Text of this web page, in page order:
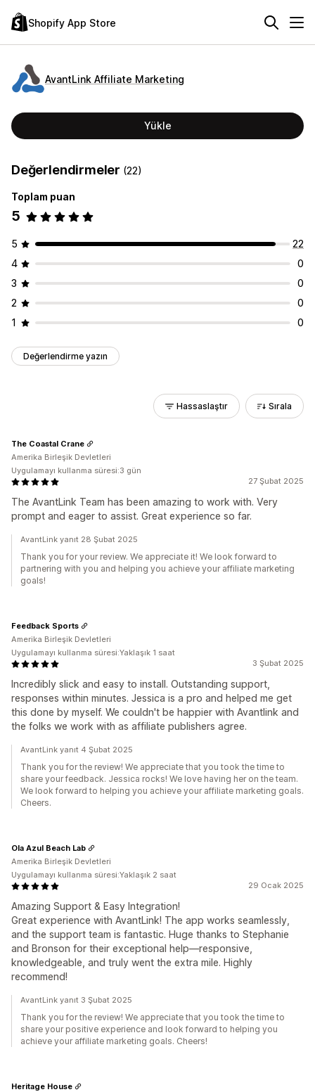
Shopify App Store
AvantLink Affiliate Marketing
Yükle
Değerlendirmeler (22)
Toplam puan
5
5
22
4
0
3
0
2
0
1
0
Değerlendirme yazın
Hassaslaştır Sırala
27 Şubat 2025
The AvantLink Team has been amazing to work with. Very
prompt and eager to assist. Great experience so far.
The Coastal Crane
Amerika Birleşik Devletleri
Uygulamayı kullanma süresi:3 gün
AvantLink yanıt 28 Şubat 2025
Thank you for your review. We appreciate it! We look forward to
partnering with you and helping you achieve your affiliate marketing
goals!
3 Şubat 2025
Incredibly slick and easy to install. Outstanding support,
responses within minutes. Jessica is a pro and helped me get
this done by myself. We couldn't be happier with Avantlink and
the folks we work with as affiliate publishers agree.
Feedback Sports
Amerika Birleşik Devletleri
Uygulamayı kullanma süresi:Yaklaşık 1 saat
AvantLink yanıt 4 Şubat 2025
Thank you for the review! We appreciate that you took the time to
share your feedback. Jessica rocks! We love having her on the team.
We look forward to helping you achieve your affiliate marketing goals.
Cheers.
29 Ocak 2025
Amazing Support & Easy Integration!
Great experience with AvantLink! The app works seamlessly,
and the support team is fantastic. Huge thanks to Stephanie
and Bronson for their exceptional help—responsive,
knowledgeable, and truly went the extra mile. Highly
recommend!
Ola Azul Beach Lab
Amerika Birleşik Devletleri
Uygulamayı kullanma süresi:Yaklaşık 2 saat
AvantLink yanıt 3 Şubat 2025
Thank you for the review! We appreciate that you took the time to
share your positive experience and look forward to helping you
achieve your affiliate marketing goals. Cheers!
Heritage House